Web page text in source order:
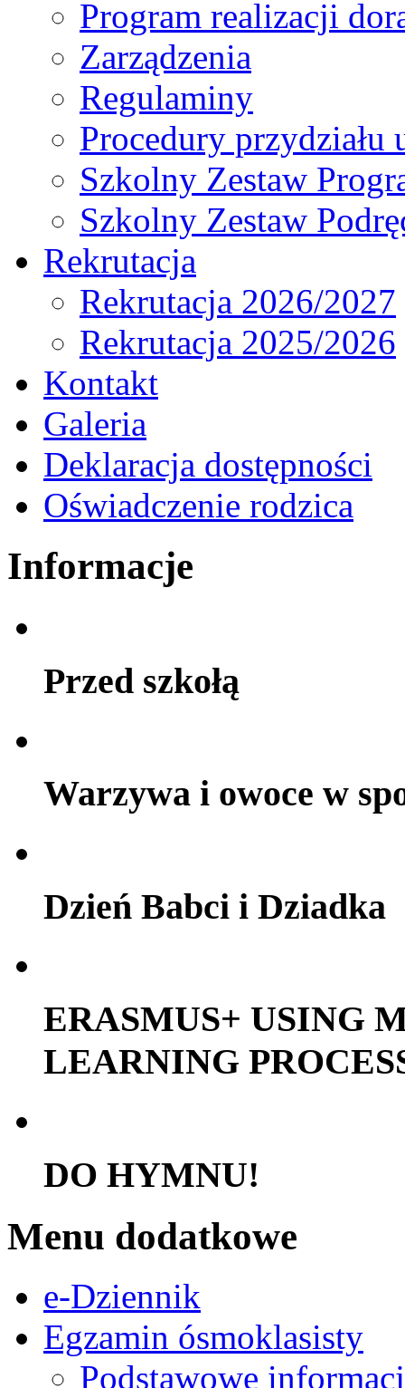
Program realizacji
Zarządzenia
Regulaminy
Procedury
Szkolny Zestaw
Szkolny Zestaw
Rekrutacja
Rekrutacja 2026/2027
Rekrutacja 2025/2026
Kontakt
Galeria
Deklaracja dostępności
Oświadczenie rodzica
Informacje
Przed szkołą
Warzywa i owoce w
Dzień Babci i Dziadka
ERASMUS+ USING
LEARNING
DO HYMNU!
Menu dodatkowe
e-Dziennik
Egzamin ósmoklasisty
Podstawowe